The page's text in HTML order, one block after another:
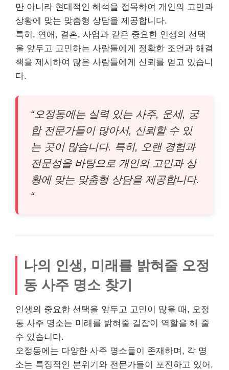
만 아니라 현대적인 해석을 접목하여 개인의 고민과
상황에 맞는 맞춤형 상담을 제공합니다.
특히, 연애, 결혼, 사업과 같은 중요한 인생의 선택
을 앞두고 고민하는 사람들에게 정확한 조언과 해결
책을 제시하여 많은 사람들에게 신뢰를 얻고 있습니
다.
“오정동에는 실력 있는 사주, 운세, 궁
합 전문가들이 많아서, 신뢰할 수 있
는 곳이 많습니다. 특히, 오랜 경험과
전문성을 바탕으로 개인의 고민과 상
황에 맞는 맞춤형 상담을 제공합니다.
“
나의 인생, 미래를 밝혀줄 오정
동 사주 명소 찾기
인생의 중요한 선택을 앞두고 고민이 많을 때, 오정
동 사주 명소는 미래를 밝혀줄 길잡이 역할을 해 줄
수 있습니다.
오정동에는 다양한 사주 명소들이 존재하며, 각 명
소는 특징적인 분위기와 전문가들이 포진하고 있어,